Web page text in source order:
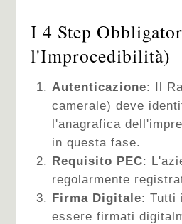
I 4 Step
l'Improcedibilità)
Autenticazione: Il
camerale) deve
l'anagrafica
in questa fase.
Requisito PEC:
regolarmente
Firma Digitale: Tutti
essere firmati